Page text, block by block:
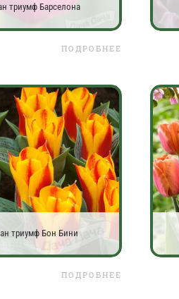
триумф Барселона
ПОДРОБНЕЕ
триумф Бон Бини
ПОДРОБНЕЕ